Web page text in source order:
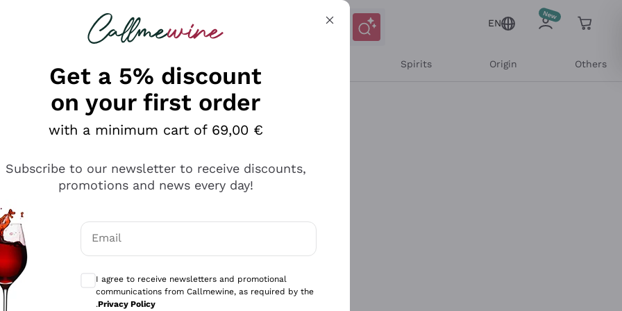
looking for
EN
Spirits Origin Others
Get a 5% discount
on your first order
with a minimum cart of 69,00 €
Subscribe to our newsletter to receive discounts,
promotions and news every day!
Email
I agree to receive newsletters and promotional
communications from Callmewine, as required by the
.Privacy Policy